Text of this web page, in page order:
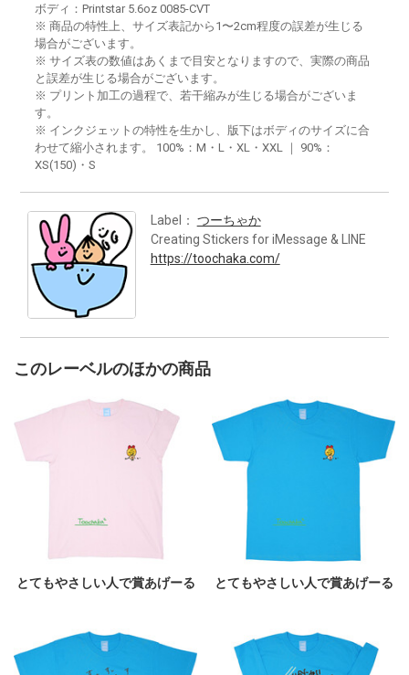
ボディ：Printstar 5.6oz 0085-CVT
※ 商品の特性上、サイズ表記から1〜2cm程度の誤差が生じる
場合がございます。
※ サイズ表の数値はあくまで目安となりますので、実際の商品
と誤差が生じる場合がございます。
※ プリント加工の過程で、若干縮みが生じる場合がございま
す。
※ インクジェットの特性を生かし、版下はボディのサイズに合
わせて縮小されます。 100%：M・L・XL・XXL ｜ 90%：
XS(150)・S
Label： つーちゃか
Creating Stickers for iMessage & LINE
https://toochaka.com/
このレーベルのほかの商品
とてもやさしい人で賞あげーる とてもやさしい人で賞あげーる